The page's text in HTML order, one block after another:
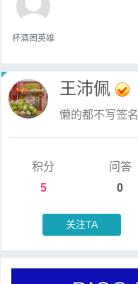
杯酒困英雄
王沛佩
懒的都不写签名
积分
5
问答
0
关注TA